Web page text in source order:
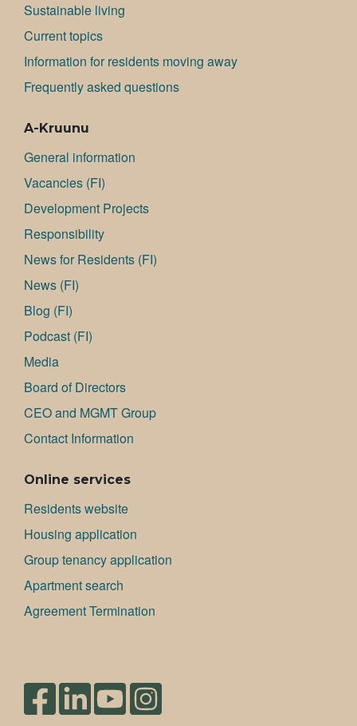
Sustainable living
Current topics
Information for residents moving away
Frequently asked questions
A-Kruunu
General information
Va­can­cies (FI)
Development Projects
Responsibility
News for Residents (FI)
News (FI)
Blog (FI)
Podcast (FI)
Media
Board of Directors
CEO and MGMT Group
Contact Information
Online services
Residents website
Housing application
Group tenancy application
Apartment search
Agreement Termination